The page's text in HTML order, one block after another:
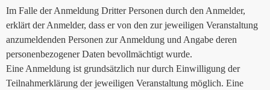
Im Falle der Anmeldung Dritter Personen durch den Anmelder,
erklärt der Anmelder, dass er von den zur jeweiligen Veranstaltung
anzumeldenden Personen zur Anmeldung und Angabe deren
personenbezogener Daten bevollmächtigt wurde.
Eine Anmeldung ist grundsätzlich nur durch Einwilligung der
Teilnahmerklärung der jeweiligen Veranstaltung möglich. Eine